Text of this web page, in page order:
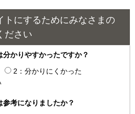
トにするためにみなさまの
ださい
かりやすかったですか？
2：分かりにくかった
考になりましたか？